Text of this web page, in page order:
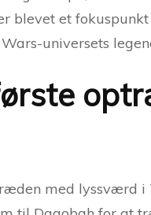
blevet et
universets
med lyssværd i